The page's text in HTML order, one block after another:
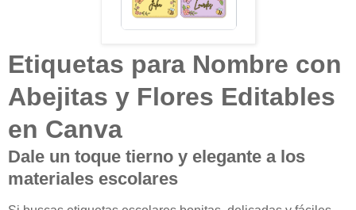
Etiquetas para Nombre con
Abejitas y Flores Editables
en Canva
Dale un toque tierno y elegante a los
materiales escolares